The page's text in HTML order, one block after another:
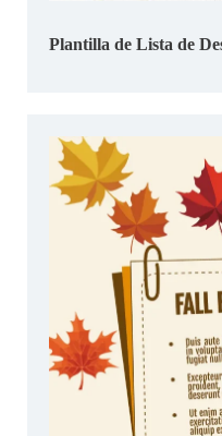
Plantilla de Lista de